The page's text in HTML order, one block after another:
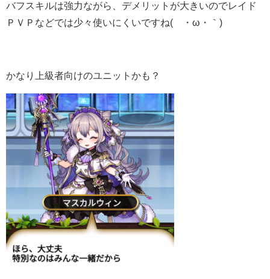
バフスキルは強力ながら、デメリットが大きいのでレイド
ＰＶＰなどでは少々使いにくいですね(´・ω・｀)
かなり上級者向けのユニットかも？